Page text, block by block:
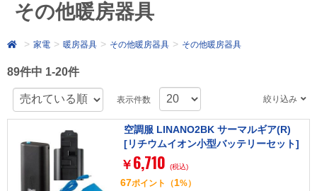
その他暖房器具
家電 暖房器具 その他暖房器具 その他暖房器具
89件中 1-20件
表示件数 絞り込み
空調服 LINANO2BK サーマルギア(R)
[リチウムイオン小型バッテリーセット]
￥ 6,710 (税込)
67ポイント （1%）